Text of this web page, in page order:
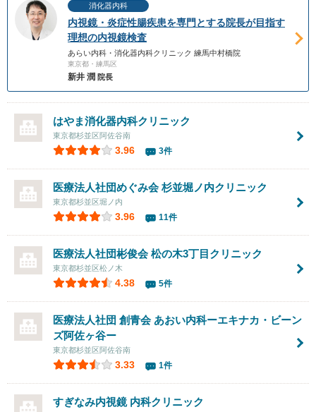
消化器内科
内視鏡・炎症性腸疾患を専門とする院長が目指す
理想の内視鏡検査
あらい内科・消化器内科クリニック 練馬中村橋院
東京都・練馬区
新井 潤 院長
はやま消化器内科クリニック
東京都杉並区阿佐谷南
3.96 3件
医療法人社団めぐみ会杉並堀ノ内クリニック
東京都杉並区堀ノ内
3.96 11件
医療法人社団彬俊会 松の木3丁目クリニック
東京都杉並区松ノ木
4.38 5件
医療法人社団 創青会 あおい内科ーエキナカ・ビーン
ズ阿佐ヶ谷ー
東京都杉並区阿佐谷南
3.33 1件
すぎなみ内視鏡 内科クリニック